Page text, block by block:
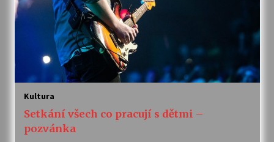
Kultura
Setkání všech co pracují s dětmi –
pozvánka